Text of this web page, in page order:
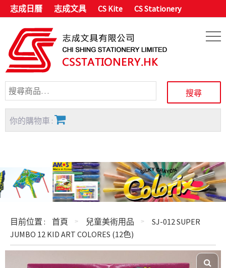
志成日曆 志成文具 CS Kite CS Stationery
你的購物車 :
目前位置 : 首頁 兒童美術用品
SJ-012 SUPER
JUMBO 12 KID ART COLORES (12色)